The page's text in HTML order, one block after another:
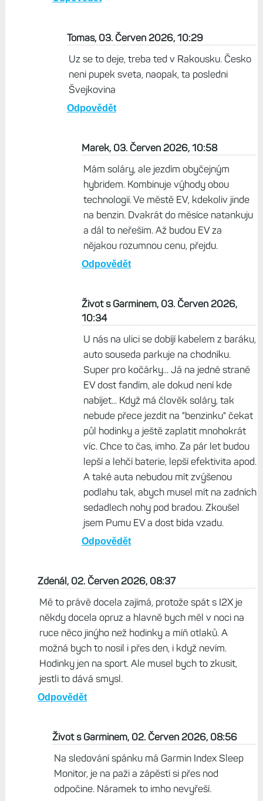
Tomas, 03. Červen 2026, 10:29
Uz se to deje, treba ted v Rakousku. Česko
neni pupek sveta, naopak, ta posledni
Švejkovina
Odpovědět
Marek, 03. Červen 2026, 10:58
Mám soláry, ale jezdím obyčejným
hybridem. Kombinuje výhody obou
technologií. Ve městě EV, kdekoliv jinde
na benzin. Dvakrát do měsíce natankuju
a dál to neřeším. Až budou EV za
nějakou rozumnou cenu, přejdu.
Odpovědět
Život s Garminem, 03. Červen 2026,
10:34
U nás na ulici se dobíjí kabelem z baráku,
auto souseda parkuje na chodníku.
Super pro kočárky... Já na jedné straně
EV dost fandím, ale dokud není kde
nabíjet... Když má člověk soláry, tak
nebude přece jezdit na "benzinku" čekat
půl hodinky a ještě zaplatit mnohokrát
víc. Chce to čas, imho. Za pár let budou
lepší a lehčí baterie, lepší efektivita apod.
A také auta nebudou mít zvýšenou
podlahu tak, abych musel mít na zadních
sedadlech nohy pod bradou. Zkoušel
jsem Pumu EV a dost bída vzadu.
Odpovědět
Zdenál, 02. Červen 2026, 08:37
Mě to právě docela zajímá, protože spát s I2X je
někdy docela opruz a hlavně bych měl v noci na
ruce něco jinýho než hodinky a míň otlaků. A
možná bych to nosil i přes den, i když nevím.
Hodinky jen na sport. Ale musel bych to zkusit,
jestli to dává smysl.
Odpovědět
Život s Garminem, 02. Červen 2026, 08:56
Na sledování spánku má Garmin Index Sleep
Monitor, je na paži a zápěstí si přes nod
odpočine. Náramek to imho nevyřeší.